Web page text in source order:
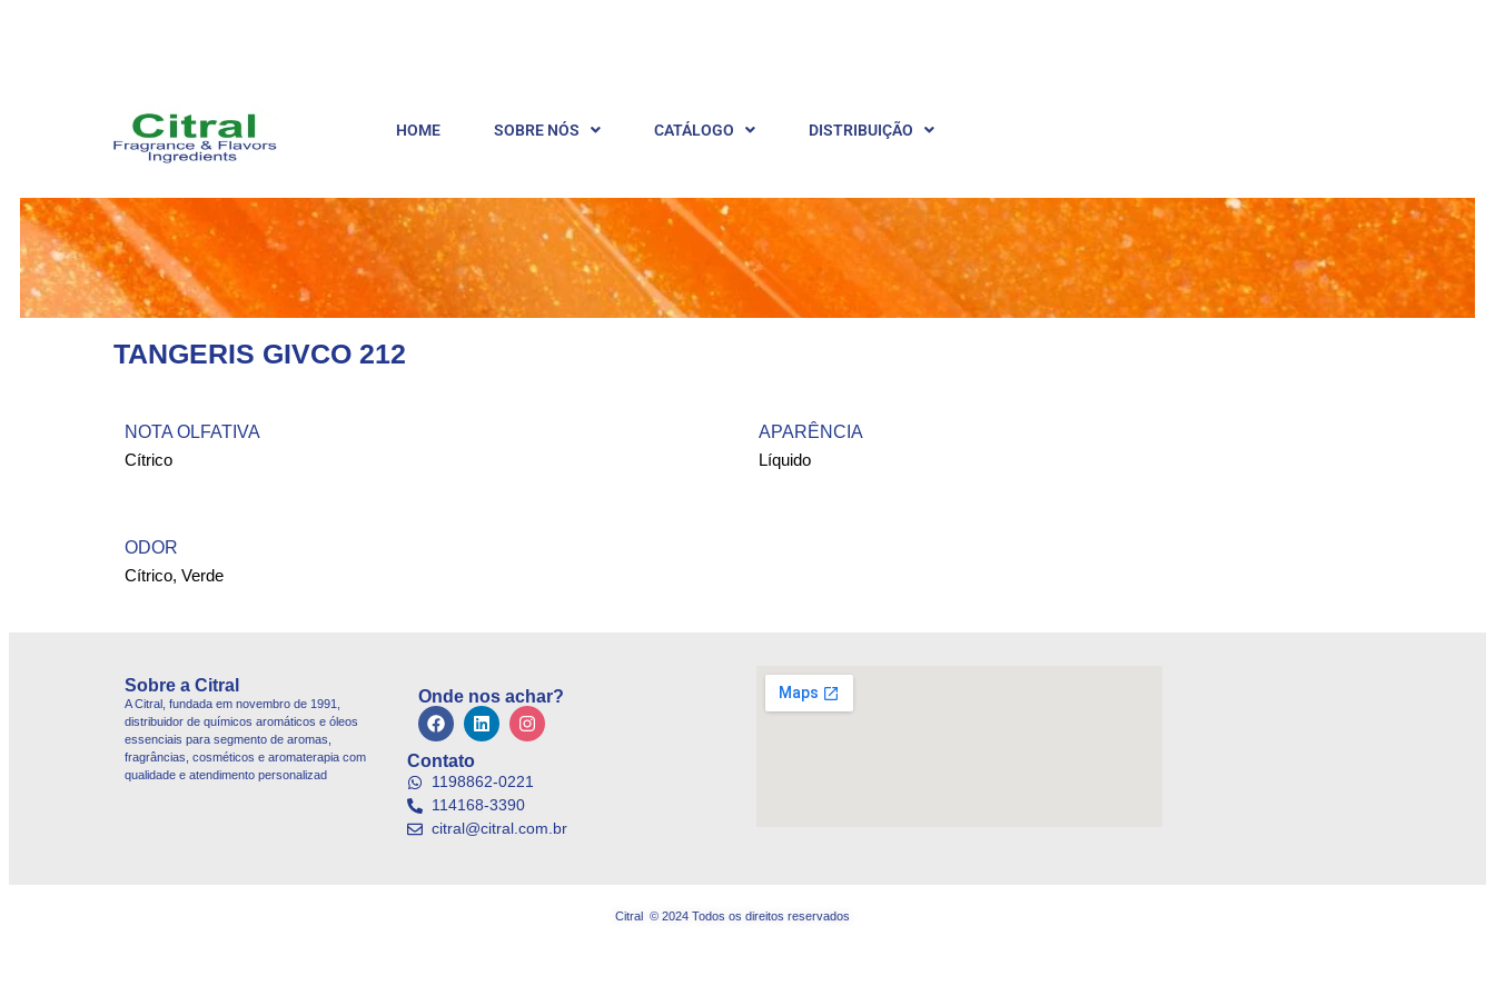
HOME SOBRE NÓS CATÁLOGO DISTRIBUIÇÃO
TANGERIS GIVCO 212
NOTA OLFATIVA
Cítrico
APARÊNCIA
Líquido
ODOR
Cítrico, Verde
Sobre a Citral
A Citral, fundada em novembro de 1991,
distribuidor de químicos aromáticos e óleos
essenciais para segmento de aromas,
fragrâncias, cosméticos e aromaterapia com
qualidade e atendimento personalizad
Onde nos achar?
Contato
1198862-0221
114168-3390
citral@citral.com.br
Citral © 2024 Todos os direitos reservados